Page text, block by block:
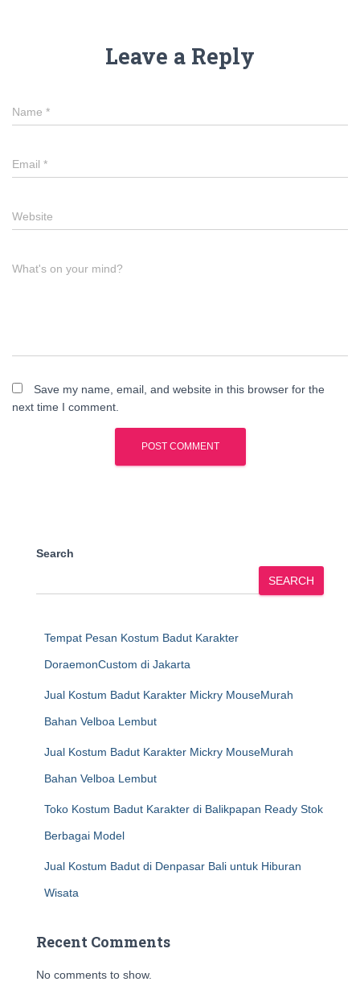
Leave a Reply
Name *
Email *
Website
What's on your mind?
Save my name, email, and website in this browser for the
next time I comment.
Search
SEARCH
Tempat Pesan Kostum Badut Karakter
DoraemonCustom di Jakarta
Jual Kostum Badut Karakter Mickry MouseMurah
Bahan Velboa Lembut
Jual Kostum Badut Karakter Mickry MouseMurah
Bahan Velboa Lembut
Toko Kostum Badut Karakter di Balikpapan Ready Stok
Berbagai Model
Jual Kostum Badut di Denpasar Bali untuk Hiburan
Wisata
Recent Comments
No comments to show.